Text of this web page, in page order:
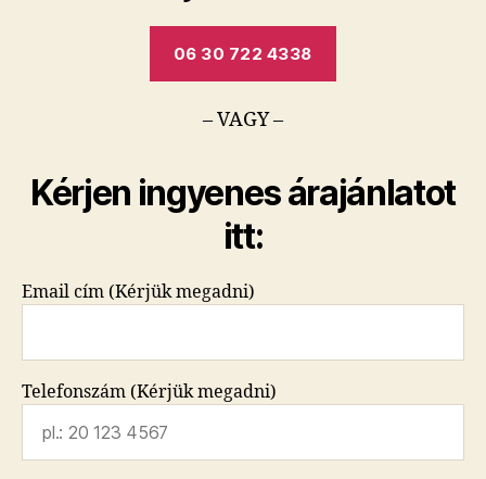
06 30 722 4338
– VAGY –
Kérjen ingyenes árajánlatot
itt:
Email cím (Kérjük megadni)
Telefonszám (Kérjük megadni)